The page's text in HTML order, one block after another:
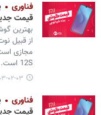
فناوری
قیمت
بهترین
12S است.
۱۴۰۳-۰۲-۰۳
فناوری
قیمت